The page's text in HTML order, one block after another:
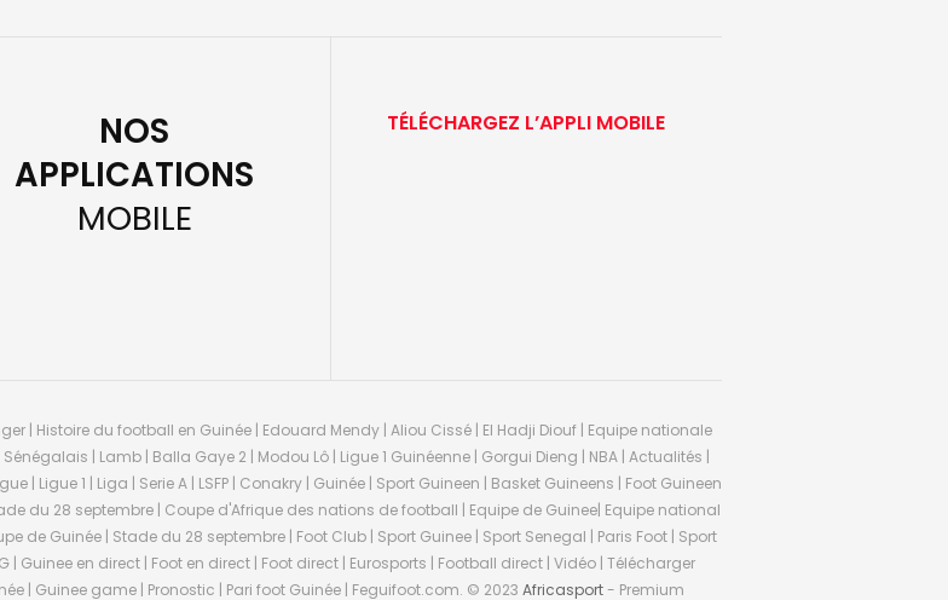
NOS
APPLICATIONS
MOBILE
TÉLÉCHARGEZ L’APPLI MOBILE
| Histoire du football en Guinée | Edouard Mendy | Aliou Cissé | El Hadji Diouf | Equipe nationale
| Lamb | Balla Gaye 2 | Modou Lô | Ligue 1 Guinéenne | Gorgui Dieng | NBA | Actualités |
| Ligue 1 | Liga | Serie A | LSFP | Conakry | Guinée | Sport Guineen | Basket Guineens | Foot Guineen
du 28 septembre | Coupe d'Afrique des nations de football | Equipe de Guinee| Equipe national
de Guinée | Stade du 28 septembre | Foot Club | Sport Guinee | Sport Senegal | Paris Foot | Sport
| Guinee en direct | Foot en direct | Foot direct | Eurosports | Football direct | Vidéo | Télécharger
| Guinee game | Pronostic | Pari foot Guinée | Feguifoot.com. © 2023 Africasport- Premium